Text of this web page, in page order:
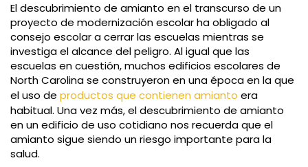
El descubrimiento de amianto en el transcurso de un
proyecto de modernización escolar ha obligado al
consejo escolar a cerrar las escuelas mientras se
investiga el alcance del peligro. Al igual que las
escuelas en cuestión, muchos edificios escolares de
North Carolina se construyeron en una época en la que
el uso de productos que contienen amianto era
habitual. Una vez más, el descubrimiento de amianto
en un edificio de uso cotidiano nos recuerda que el
amianto sigue siendo un riesgo importante para la
salud.